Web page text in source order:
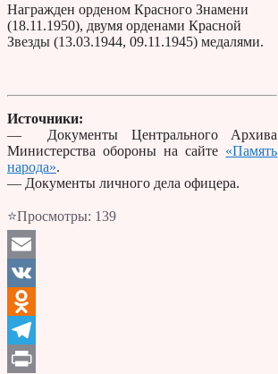
Награжден орденом Красного Знамени
(18.11.1950), двумя орденами Красной
Звезды (13.03.1944, 09.11.1945) медалями.
Источники:
— Документы Центрального Архива
Министерства обороны на сайте «Память
народа».
— Документы личного дела офицера.
⭐Просмотры: 139
Email
VK
Odnoklassniki
Telegram